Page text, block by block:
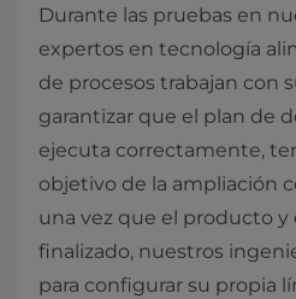
Durante las pruebas en
expertos en tecnología
de procesos trabajan con
garantizar que el plan de
ejecuta correctamente,
objetivo de la ampliación
una vez que el producto y
finalizado, nuestros
para configurar su propia